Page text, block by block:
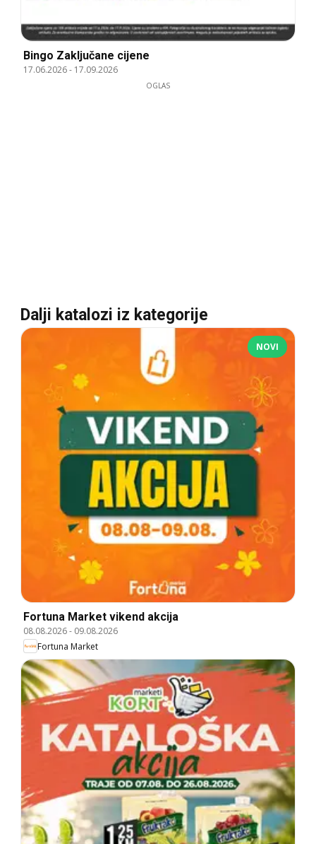
Bingo Zaključane cijene
17.06.2026- 17.09.2026
OGLAS
Dalji katalozi iz kategorije
NOVI
Fortuna Market vikend akcija
08.08.2026- 09.08.2026
Fortuna Market